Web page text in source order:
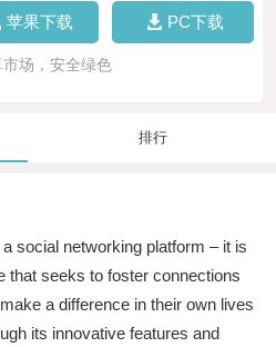
苹果下载 PC下载
市场，安全绿色
排行
social networking platform – it is
that seeks to foster connections
a difference in their own lives
its innovative features and